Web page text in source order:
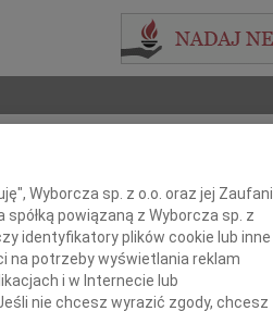
Imię i nazwisko lub numer ogłoszenia:
+ szukanie zaawansowane
INNE NEKROLOGI
Wyborcza sp. z o.o. oraz jej Zaufani
spółką powiązaną z Wyborcza sp. z
identyfikatory plików cookie lub inne
na potrzeby wyświetlania reklam
i w Internecie lub
nie chcesz wyrazić zgody, chcesz